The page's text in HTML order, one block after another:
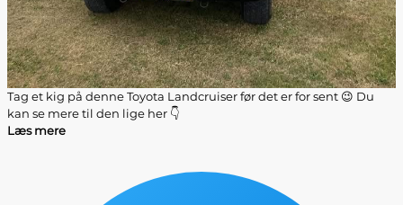
Tag et kig på denne Toyota Landcruiser før det er for sent 😉 Du
kan se mere til den lige her 👇
Læs mere